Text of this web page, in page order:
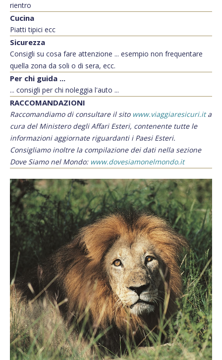
rientro
Cucina
Piatti tipici ecc
Sicurezza
Consigli su cosa fare attenzione ... esempio non frequentare
quella zona da soli o di sera, ecc.
Per chi guida ...
... consigli per chi noleggia l'auto ...
RACCOMANDAZIONI
Raccomandiamo di consultare il sito www.viaggiaresicuri.ita
cura del Ministero degli Affari Esteri, contenente tutte le
informazioni aggiornate riguardanti i Paesi Esteri.
Consigliamo inoltre la compilazione dei dati nella sezione
Dove Siamo nel Mondo: www.dovesiamonelmondo.it